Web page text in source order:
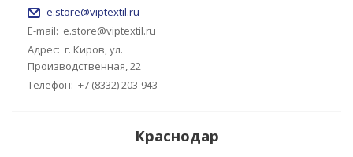
e.store@viptextil.ru
E-mail: e.store@viptextil.ru
Адрес: г. Киров, ул.
Производственная, 22
Телефон: +7 (8332) 203-943
Краснодар